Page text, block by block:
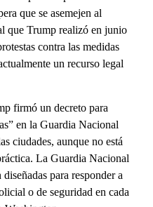
que se asemejen al
que Trump realizó en junio
contra las medidas
un recurso legal
firmó un decreto para
en la Guardia Nacional
ciudades, aunque no está
La Guardia Nacional
para responder a
o de seguridad en cada